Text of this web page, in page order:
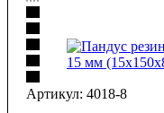
Артикул: 4018-8